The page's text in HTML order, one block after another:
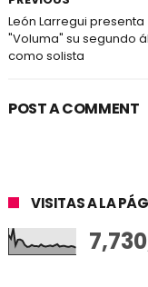
León Larregui presenta
"Voluma" su segundo
como solista
POST A COMMENT
VISITAS A LA